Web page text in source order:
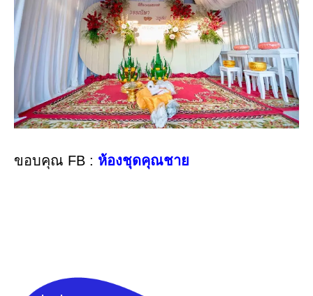
ขอบคุณ FB : ห้องชุดคุณชาย